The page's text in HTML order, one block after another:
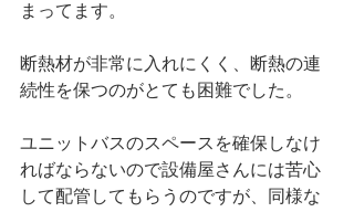
まってます。
断熱材が非常に入れにくく、断熱の連
続性を保つのがとても困難でした。
ユニットバスのスペースを確保しなけ
ればならないので設備屋さんには苦心
して配管してもらうのですが、同様な